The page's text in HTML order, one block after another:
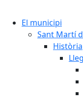
El municipi
Sant Martí
Història